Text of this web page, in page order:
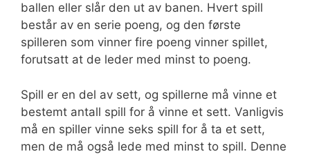
ballen eller slår den ut av banen. Hvert spill
består av en serie poeng, og den første
spilleren som vinner fire poeng vinner spillet,
forutsatt at de leder med minst to poeng.
Spill er en del av sett, og spillerne må vinne et
bestemt antall spill for å vinne et sett. Vanligvis
må en spiller vinne seks spill for å ta et sett,
men de må også lede med minst to spill. Denne